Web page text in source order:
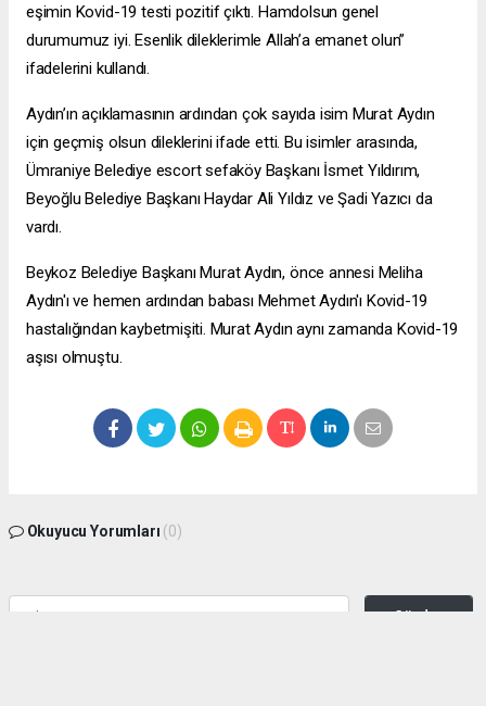
eşimin Kovid-19 testi pozitif çıktı. Hamdolsun genel
durumumuz iyi. Esenlik dileklerimle Allah’a emanet olun”
ifadelerini kullandı.
Aydın’ın açıklamasının ardından çok sayıda isim Murat Aydın
için geçmiş olsun dileklerini ifade etti. Bu isimler arasında,
Ümraniye Belediye escort sefaköyBaşkanı İsmet Yıldırım,
Beyoğlu Belediye Başkanı Haydar Ali Yıldız ve Şadi Yazıcı da
vardı.
Beykoz Belediye Başkanı Murat Aydın, önce annesi Meliha
Aydın'ı ve hemen ardından babası Mehmet Aydın'ı Kovid-19
hastalığından kaybetmişiti. Murat Aydın aynı zamanda Kovid-19
aşısı olmuştu.
Okuyucu Yorumları (0)
Gönder